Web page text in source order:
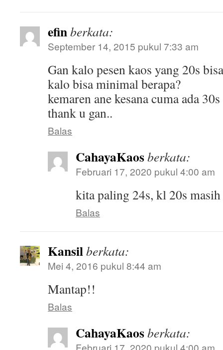
efinberkata:
September 14, 2015 pukul 7:33 am
Gan kalo pesen kaos yang 20s
kalo bisa minimal berapa?
kemaren ane kesana cuma ada 30s
thank u gan..
Balas
CahayaKaosberkata:
Februari 17, 2020 pukul 4:00 am
kita paling 24s, kl 20s
Balas
Kansilberkata:
Mei 4, 2016 pukul 8:44 am
Mantap!!
Balas
CahayaKaosberkata:
Februari 17, 2020 pukul 4:00 am